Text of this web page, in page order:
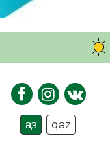
қаз qaz